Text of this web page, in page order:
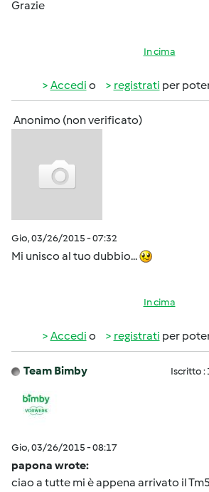
Grazie
In cima
Accedi o registrati per
Anonimo (non verificato)
Gio, 03/26/2015 - 07:32
Mi unisco al tuo dubbio...
In cima
Accedi o registrati per
Team Bimby Iscritto :
Gio, 03/26/2015 - 08:17
papona wrote:
ciao a tutte mi è appena arrivato il